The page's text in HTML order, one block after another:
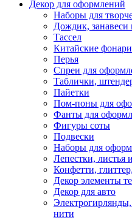
Декор для оформлений
Наборы для
Дождик, занавеси
Тассел
Китайские
Перья
Спреи для
Таблички,
Пайетки
Пом-поны для
Фанты для
Фигуры соты
Подвески
Наборы для
Лепестки, листья
Конфетти,
Декор элементы
Декор для авто
нити